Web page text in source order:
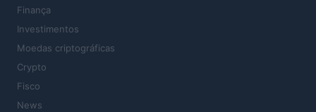
Finança
Investimentos
Moedas criptográficas
Crypto
Fisco
News